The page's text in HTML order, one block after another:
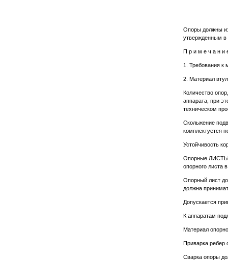
Опоры должны
утвержденным в
П р и м е ч а н и
1. Требования к
2. Материал
Количество
аппарата, при
техническом
Скольжение
комплектуется
Устойчивость
Опорные ЛИСТЫ
опорного листа
Опорный лист
должна
Допускается
К аппаратам
Материал
Приварка
Сварка опоры